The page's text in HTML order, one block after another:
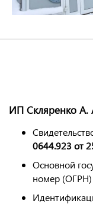
ИП Скляренко А.
0644.923 от
Основной
номер